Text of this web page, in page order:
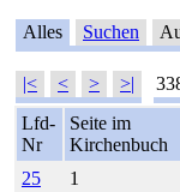
Alles Suchen
|< < > >|
Lfd-
Nr
Seite im
Kirchenbuch
25
1